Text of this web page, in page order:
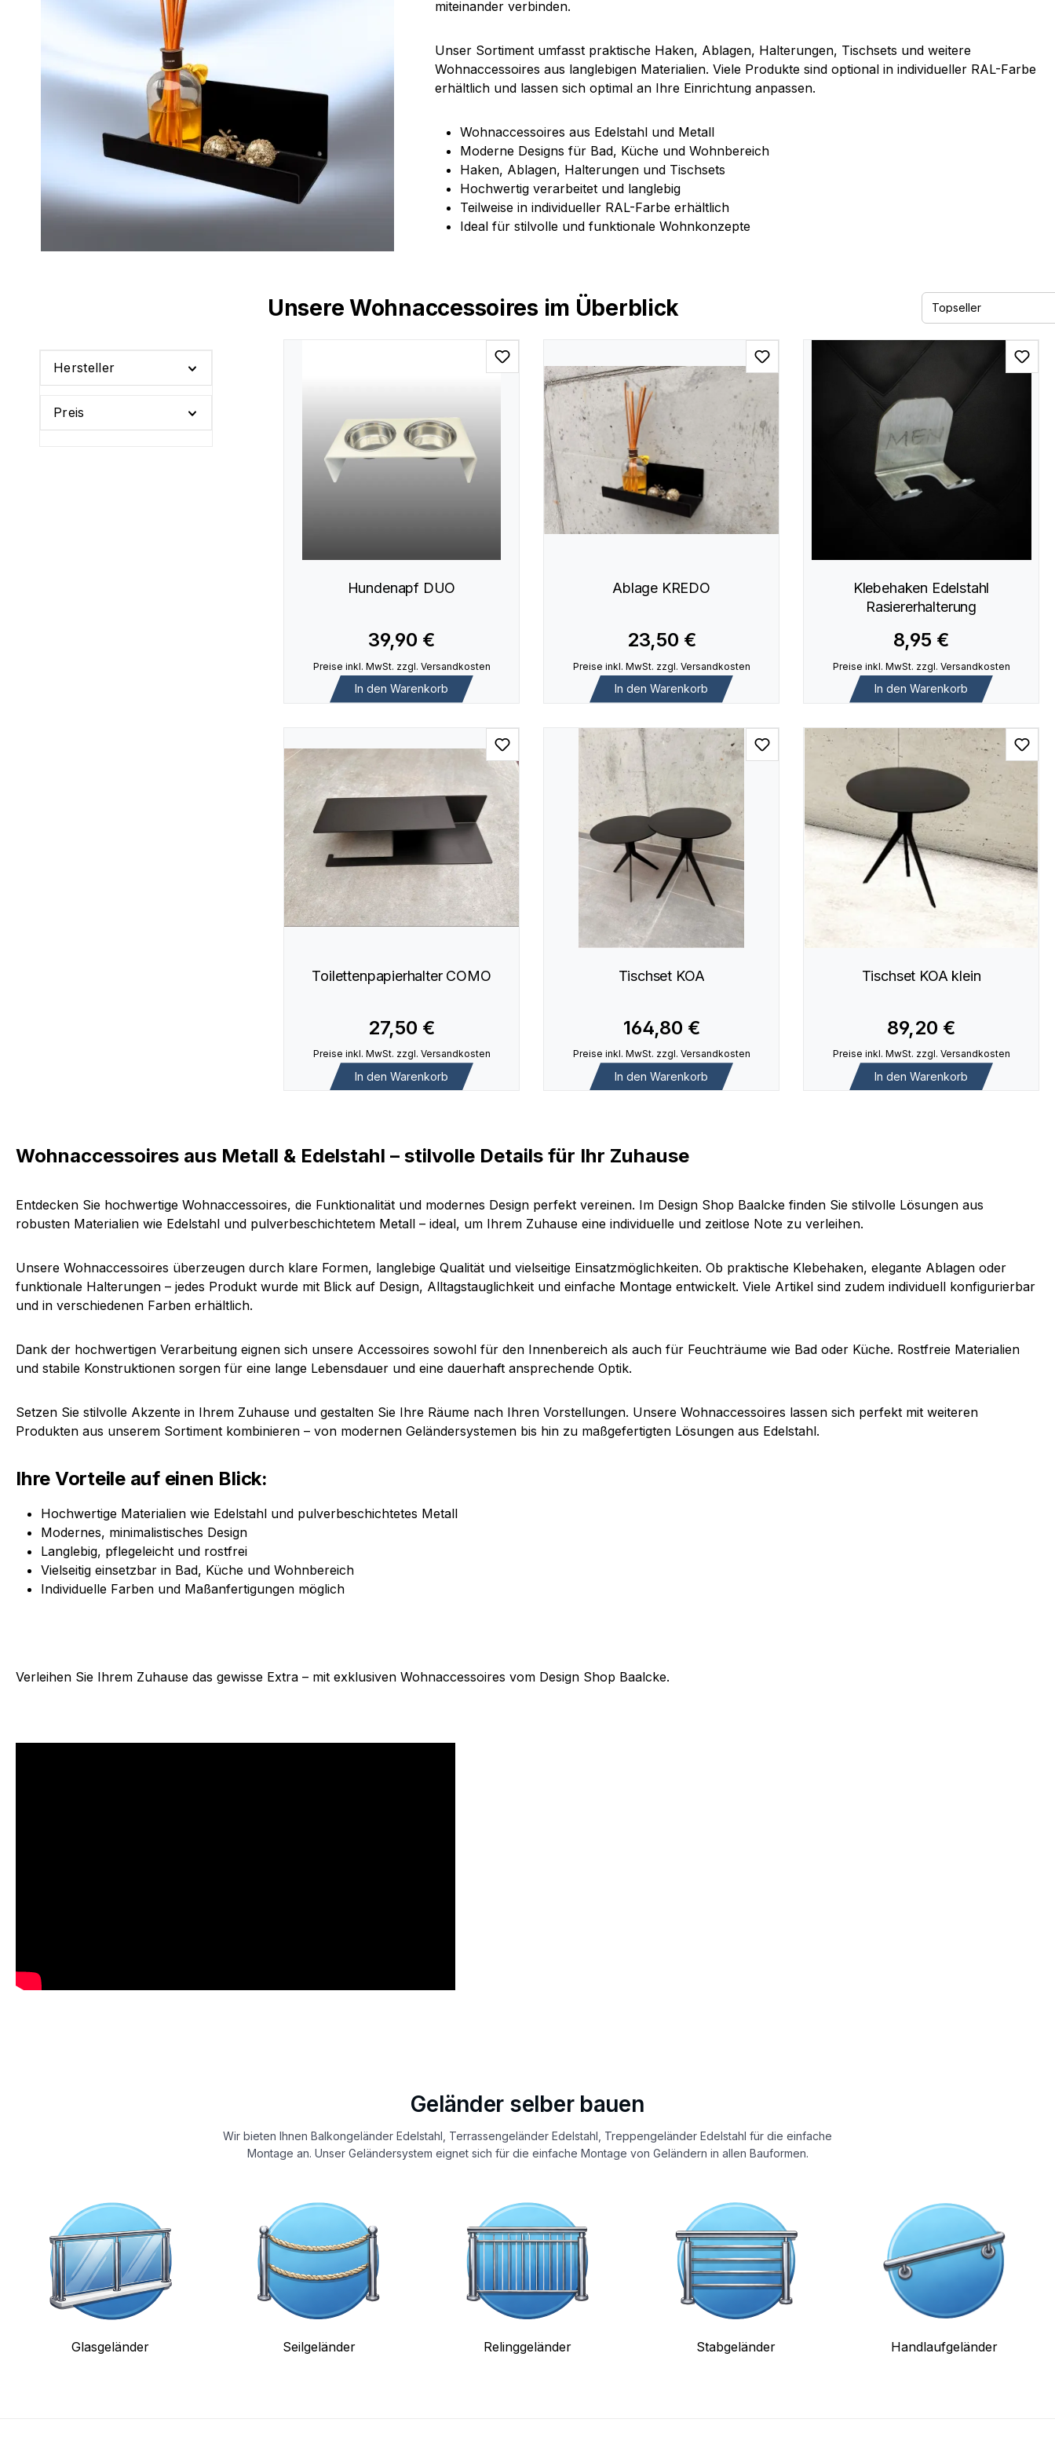
miteinander verbinden.
Unser Sortiment umfasst praktische Haken, Ablagen, Halterungen, Tischsets und weitere
Wohnaccessoires aus langlebigen Materialien. Viele Produkte sind optional in individueller RAL-Farbe
erhältlich und lassen sich optimal an Ihre Einrichtung anpassen.
Wohnaccessoires aus Edelstahl und Metall
Moderne Designs für Bad, Küche und Wohnbereich
Haken, Ablagen, Halterungen und Tischsets
Hochwertig verarbeitet und langlebig
Teilweise in individueller RAL-Farbe erhältlich
Ideal für stilvolle und funktionale Wohnkonzepte
Hersteller
Preis
Unsere Wohnaccessoires im Überblick
Hundenapf DUO
39,90 €
Preise inkl. MwSt. zzgl. Versandkosten
In den Warenkorb
Ablage KREDO
23,50 €
Preise inkl. MwSt. zzgl. Versandkosten
In den Warenkorb
Klebehaken Edelstahl
Rasiererhalterung
8,95 €
Preise inkl. MwSt. zzgl. Versandkosten
In den Warenkorb
Toilettenpapierhalter COMO
27,50 €
Preise inkl. MwSt. zzgl. Versandkosten
In den Warenkorb
Tischset KOA
164,80 €
Preise inkl. MwSt. zzgl. Versandkosten
In den Warenkorb
Tischset KOA klein
89,20 €
Preise inkl. MwSt. zzgl. Versandkosten
In den Warenkorb
Wohnaccessoires aus Metall & Edelstahl – stilvolle Details für Ihr Zuhause
Entdecken Sie hochwertige Wohnaccessoires, die Funktionalität und modernes Design perfekt vereinen. Im Design Shop Baalcke finden Sie stilvolle Lösungen aus
robusten Materialien wie Edelstahl und pulverbeschichtetem Metall – ideal, um Ihrem Zuhause eine individuelle und zeitlose Note zu verleihen.
Unsere Wohnaccessoires überzeugen durch klare Formen, langlebige Qualität und vielseitige Einsatzmöglichkeiten. Ob praktische Klebehaken, elegante Ablagen oder
funktionale Halterungen – jedes Produkt wurde mit Blick auf Design, Alltagstauglichkeit und einfache Montage entwickelt. Viele Artikel sind zudem individuell konfigurierbar
und in verschiedenen Farben erhältlich.
Dank der hochwertigen Verarbeitung eignen sich unsere Accessoires sowohl für den Innenbereich als auch für Feuchträume wie Bad oder Küche. Rostfreie Materialien
und stabile Konstruktionen sorgen für eine lange Lebensdauer und eine dauerhaft ansprechende Optik.
Setzen Sie stilvolle Akzente in Ihrem Zuhause und gestalten Sie Ihre Räume nach Ihren Vorstellungen. Unsere Wohnaccessoires lassen sich perfekt mit weiteren
Produkten aus unserem Sortiment kombinieren – von modernen Geländersystemen bis hin zu maßgefertigten Lösungen aus Edelstahl.
Ihre Vorteile auf einen Blick:
Hochwertige Materialien wie Edelstahl und pulverbeschichtetes Metall
Modernes, minimalistisches Design
Langlebig, pflegeleicht und rostfrei
Vielseitig einsetzbar in Bad, Küche und Wohnbereich
Individuelle Farben und Maßanfertigungen möglich
Verleihen Sie Ihrem Zuhause das gewisse Extra – mit exklusiven Wohnaccessoires vom Design Shop Baalcke.
Geländer selber bauen
Wir bieten Ihnen Balkongeländer Edelstahl, Terrassengeländer Edelstahl, Treppengeländer Edelstahl für die einfache
Montage an. Unser Geländersystem eignet sich für die einfache Montage von Geländern in allen Bauformen.
Glasgeländer Seilgeländer Relinggeländer Stabgeländer Handlaufgeländer